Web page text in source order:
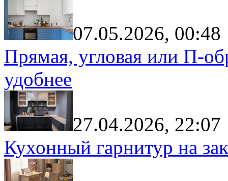
07.05.2026, 00:48
Прямая, угловая или П-
удобнее
27.04.2026, 22:07
Кухонный гарнитур на